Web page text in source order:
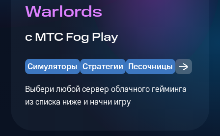
Warlords
с МТС Fog Play
Симуляторы Стратегии Песочницы
Выбери любой сервер облачного гейминга
из списка ниже и начни игру